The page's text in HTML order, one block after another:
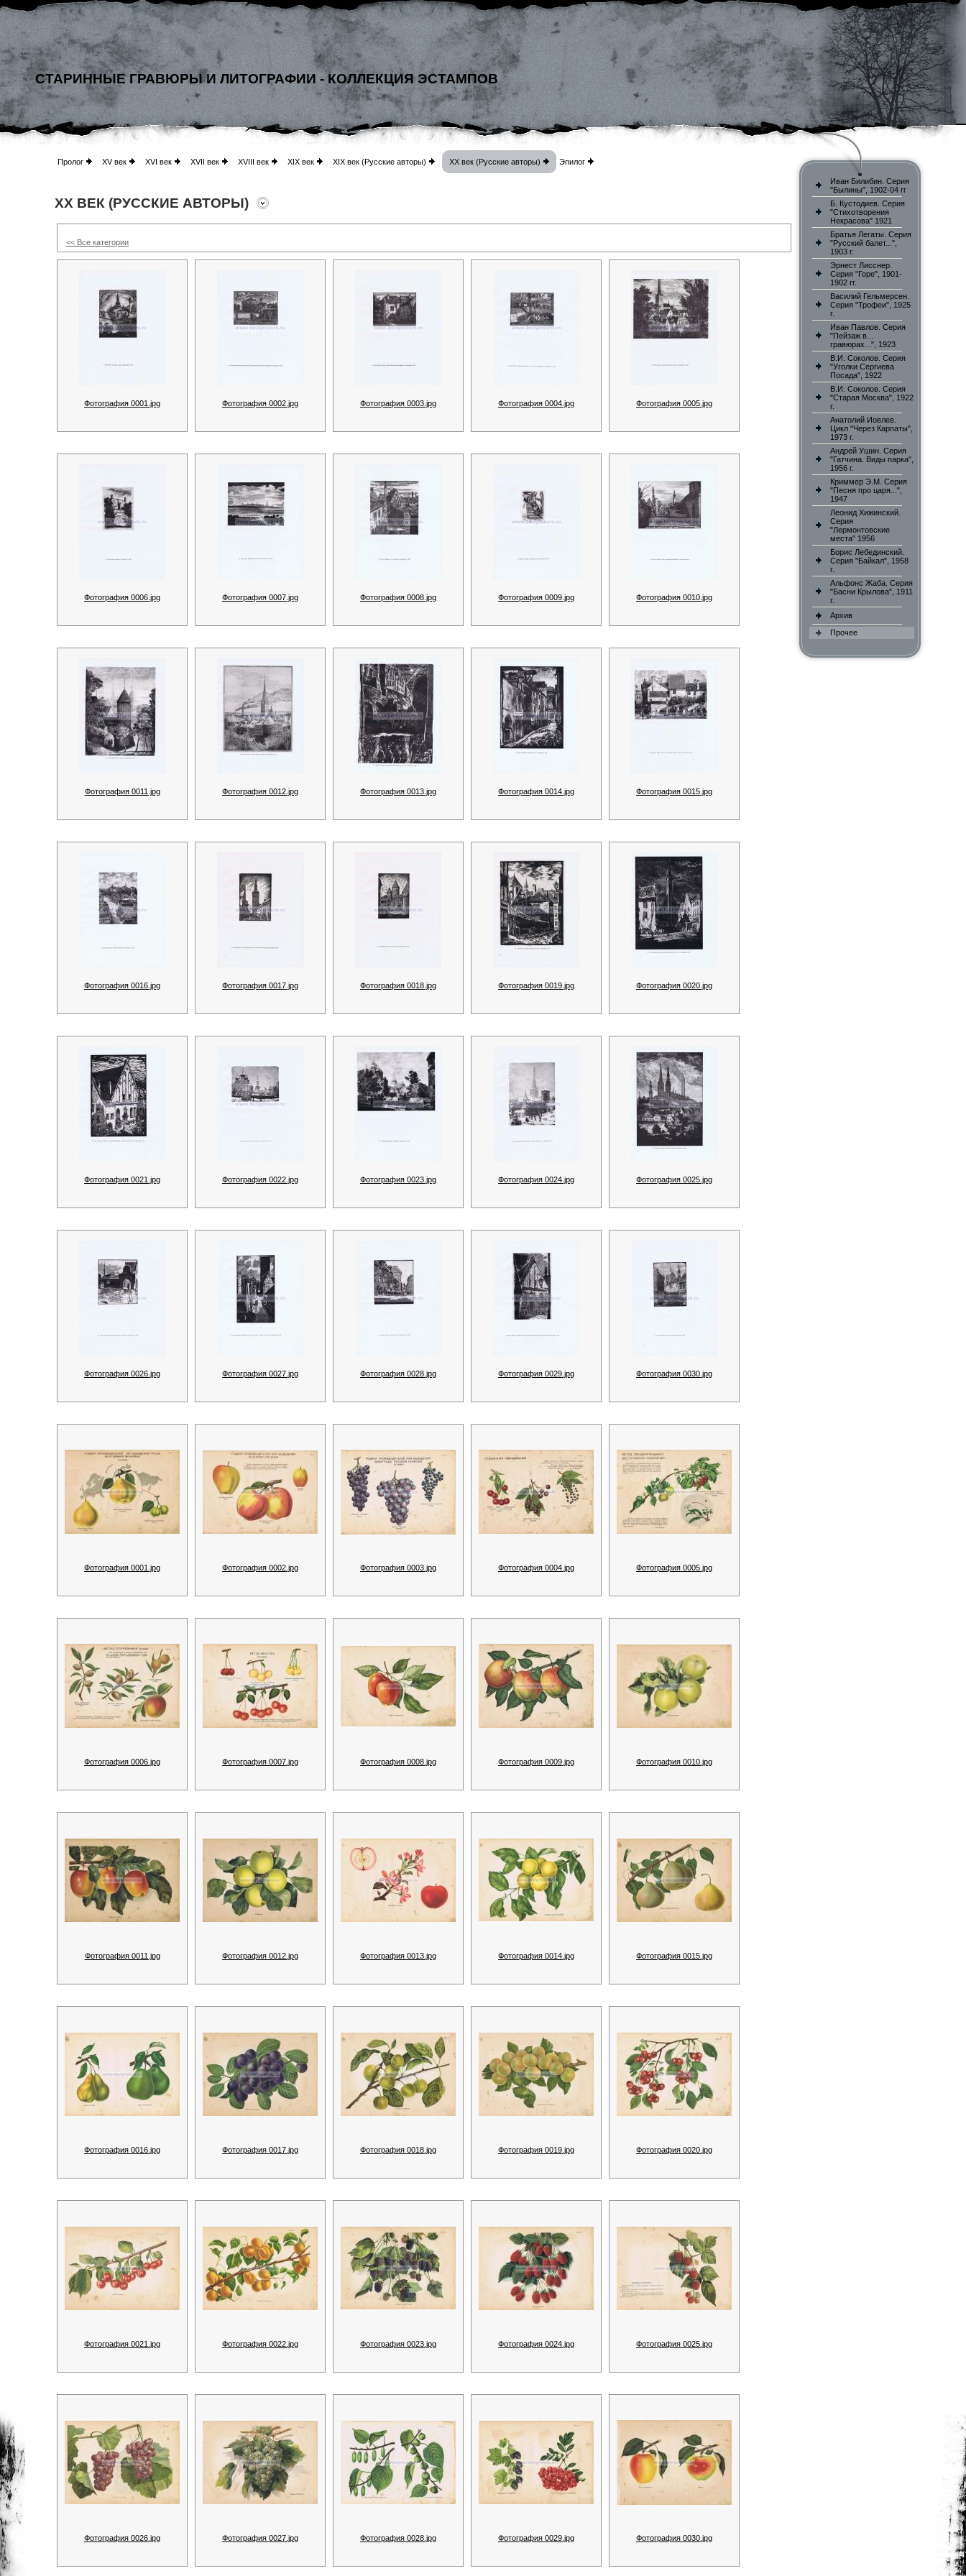
СТАРИННЫЕ ГРАВЮРЫ И ЛИТОГРАФИИ - КОЛЛЕКЦИЯ ЭСТАМПОВ
Пролог XV век XVI век XVII век XVIII век XIX век XIX век (Русские авторы) XX век (Русские авторы) Эпилог
XX ВЕК (РУССКИЕ АВТОРЫ)
<< Все категории
Фотография 0001.jpg Фотография 0002.jpg Фотография 0003.jpg Фотография 0004.jpg Фотография 0005.jpg
Фотография 0006.jpg Фотография 0007.jpg Фотография 0008.jpg Фотография 0009.jpg Фотография 0010.jpg
Фотография 0011.jpg Фотография 0012.jpg Фотография 0013.jpg Фотография 0014.jpg Фотография 0015.jpg
Фотография 0016.jpg Фотография 0017.jpg Фотография 0018.jpg Фотография 0019.jpg Фотография 0020.jpg
Фотография 0021.jpg Фотография 0022.jpg Фотография 0023.jpg Фотография 0024.jpg Фотография 0025.jpg
Фотография 0026.jpg Фотография 0027.jpg Фотография 0028.jpg Фотография 0029.jpg Фотография 0030.jpg
Фотография 0001.jpg Фотография 0002.jpg Фотография 0003.jpg Фотография 0004.jpg Фотография 0005.jpg
Фотография 0006.jpg Фотография 0007.jpg Фотография 0008.jpg Фотография 0009.jpg Фотография 0010.jpg
Фотография 0011.jpg Фотография 0012.jpg Фотография 0013.jpg Фотография 0014.jpg Фотография 0015.jpg
Фотография 0016.jpg Фотография 0017.jpg Фотография 0018.jpg Фотография 0019.jpg Фотография 0020.jpg
Фотография 0021.jpg Фотография 0022.jpg Фотография 0023.jpg Фотография 0024.jpg Фотография 0025.jpg
Фотография 0026.jpg Фотография 0027.jpg Фотография 0028.jpg Фотография 0029.jpg Фотография 0030.jpg
Иван Билибин. Серия
"Былины", 1902-04 гг
Б. Кустодиев. Серия
"Стихотворения
Некрасова" 1921
Братья Легаты. Серия
"Русский балет...",
1903 г.
Эрнест Лисснер.
Серия "Горе", 1901-
1902 гг.
Василий Гельмерсен.
Серия "Трофеи", 1925
г.
Иван Павлов. Серия
"Пейзаж в...
гравюрах...", 1923
В.И. Соколов. Серия
"Уголки Сергиева
Посада", 1922
В.И. Соколов. Серия
"Старая Москва", 1922
г.
Анатолий Иовлев.
Цикл "Через Карпаты",
1973 г.
Андрей Ушин. Серия
"Гатчина. Виды парка",
1956 г.
Криммер Э.М. Серия
"Песня про царя...",
1947
Леонид Хижинский.
Серия
"Лермонтовские
места" 1956
Борис Лебединский.
Серия "Байкал", 1958
г.
Альфонс Жаба. Серия
"Басни Крылова", 1911
г.
Архив
Прочее